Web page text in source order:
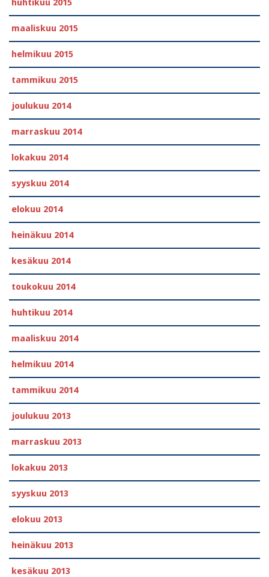
huhtikuu 2015
maaliskuu 2015
helmikuu 2015
tammikuu 2015
joulukuu 2014
marraskuu 2014
lokakuu 2014
syyskuu 2014
elokuu 2014
heinäkuu 2014
kesäkuu 2014
toukokuu 2014
huhtikuu 2014
maaliskuu 2014
helmikuu 2014
tammikuu 2014
joulukuu 2013
marraskuu 2013
lokakuu 2013
syyskuu 2013
elokuu 2013
heinäkuu 2013
kesäkuu 2013